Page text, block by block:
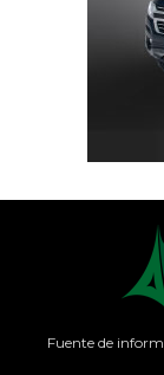
Fuente de